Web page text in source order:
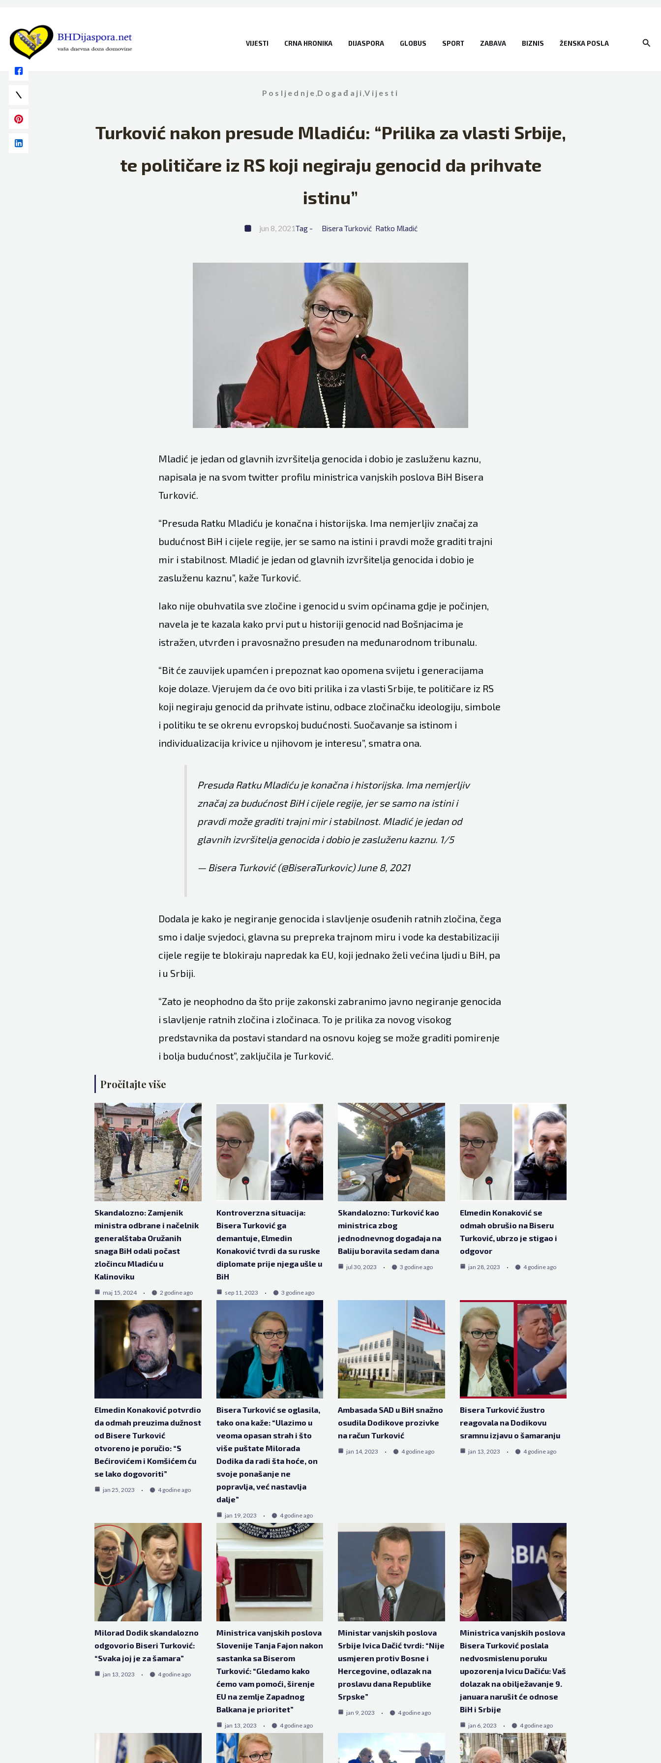
content
VIJESTI CRNA HRONIKA DIJASPORA GLOBUS SPORT ZABAVA BIZNIS ŽENSKA POSLA
Posljednje,Događaji,Vijesti
Turković nakon presude Mladiću: “Prilika za vlasti Srbije,
te političare iz RS koji negiraju genocid da prihvate
istinu”
jun 8, 2021Tag - Bisera Turković Ratko Mladić
Mladić je jedan od glavnih izvršitelja genocida i dobio je zasluženu kaznu,
napisala je na svom twitter profilu ministrica vanjskih poslova BiH Bisera
Turković.
“Presuda Ratku Mladiću je konačna i historijska. Ima nemjerljiv značaj za
budućnost BiH i cijele regije, jer se samo na istini i pravdi može graditi trajni
mir i stabilnost. Mladić je jedan od glavnih izvršitelja genocida i dobio je
zasluženu kaznu”, kaže Turković.
Iako nije obuhvatila sve zločine i genocid u svim općinama gdje je počinjen,
navela je te kazala kako prvi put u historiji genocid nad Bošnjacima je
istražen, utvrđen i pravosnažno presuđen na međunarodnom tribunalu.
“Bit će zauvijek upamćen i prepoznat kao opomena svijetu i generacijama
koje dolaze. Vjerujem da će ovo biti prilika i za vlasti Srbije, te političare iz RS
koji negiraju genocid da prihvate istinu, odbace zločinačku ideologiju, simbole
i politiku te se okrenu evropskoj budućnosti. Suočavanje sa istinom i
individualizacija krivice u njihovom je interesu”, smatra ona.
Presuda Ratku Mladiću je konačna i historijska. Ima nemjerljiv
značaj za budućnost BiH i cijele regije, jer se samo na istini i
pravdi može graditi trajni mir i stabilnost. Mladić je jedan od
glavnih izvršitelja genocida i dobio je zasluženu kaznu. 1/5
— Bisera Turković (@BiseraTurkovic) June 8, 2021
Dodala je kako je negiranje genocida i slavljenje osuđenih ratnih zločina, čega
smo i dalje svjedoci, glavna su prepreka trajnom miru i vode ka destabilizaciji
cijele regije te blokiraju napredak ka EU, koji jednako želi većina ljudi u BiH, pa
i u Srbiji.
“Zato je neophodno da što prije zakonski zabranimo javno negiranje genocida
i slavljenje ratnih zločina i zločinaca. To je prilika za novog visokog
predstavnika da postavi standard na osnovu kojeg se može graditi pomirenje
i bolja budućnost”, zaključila je Turković.
Pročitajte više
Skandalozno: Zamjenik
ministra odbrane i načelnik
generalštaba Oružanih
snaga BiH odali počast
zločincu Mladiću u
Kalinoviku
maj 15, 2024 2 godine ago
Kontroverzna situacija:
Bisera Turković ga
demantuje, Elmedin
Konaković tvrdi da su ruske
diplomate prije njega ušle u
BiH
sep 11, 2023 3 godine ago
Skandalozno: Turković kao
ministrica zbog
jednodnevnog događaja na
Baliju boravila sedam dana
jul 30, 2023 3 godine ago
Elmedin Konaković se
odmah obrušio na Biseru
Turković, ubrzo je stigao i
odgovor
jan 28, 2023 4 godine ago
Elmedin Konaković potvrdio
da odmah preuzima dužnost
od Bisere Turković
otvoreno je poručio: “S
Bećirovićem i Komšićem ću
se lako dogovoriti”
jan 25, 2023 4 godine ago
Bisera Turković se oglasila,
tako ona kaže: “Ulazimo u
veoma opasan strah i što
više puštate Milorada
Dodika da radi šta hoće, on
svoje ponašanje ne
popravlja, već nastavlja
dalje”
jan 19, 2023 4 godine ago
Ambasada SAD u BiH snažno
osudila Dodikove prozivke
na račun Turković
jan 14, 2023 4 godine ago
Bisera Turković žustro
reagovala na Dodikovu
sramnu izjavu o šamaranju
jan 13, 2023 4 godine ago
Milorad Dodik skandalozno
odgovorio Biseri Turković:
“Svaka joj je za šamara”
jan 13, 2023 4 godine ago
Ministrica vanjskih poslova
Slovenije Tanja Fajon nakon
sastanka sa Biserom
Turković: “Gledamo kako
ćemo vam pomoći, širenje
EU na zemlje Zapadnog
Balkana je prioritet”
jan 13, 2023 4 godine ago
Ministar vanjskih poslova
Srbije Ivica Dačić tvrdi: “Nije
usmjeren protiv Bosne i
Hercegovine, odlazak na
proslavu dana Republike
Srpske”
jan 9, 2023 4 godine ago
Ministrica vanjskih poslova
Bisera Turković poslala
nedvosmislenu poruku
upozorenja Ivicu Dačiću: Vaš
dolazak na obilježavanje 9.
januara narušit će odnose
BiH i Srbije
jan 6, 2023 4 godine ago